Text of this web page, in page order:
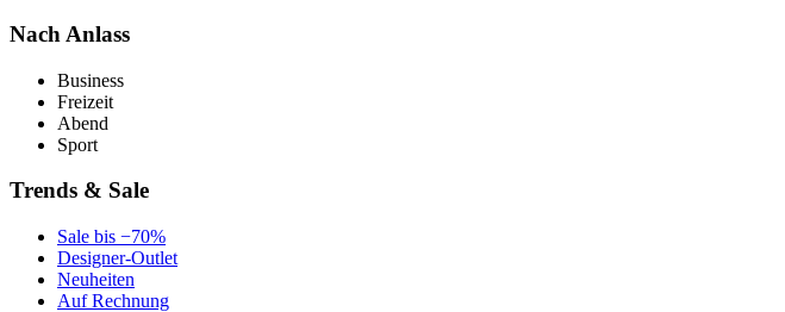
Nach Anlass
Business
Freizeit
Abend
Sport
Trends & Sale
Sale bis −70%
Designer-Outlet
Neuheiten
Auf Rechnung